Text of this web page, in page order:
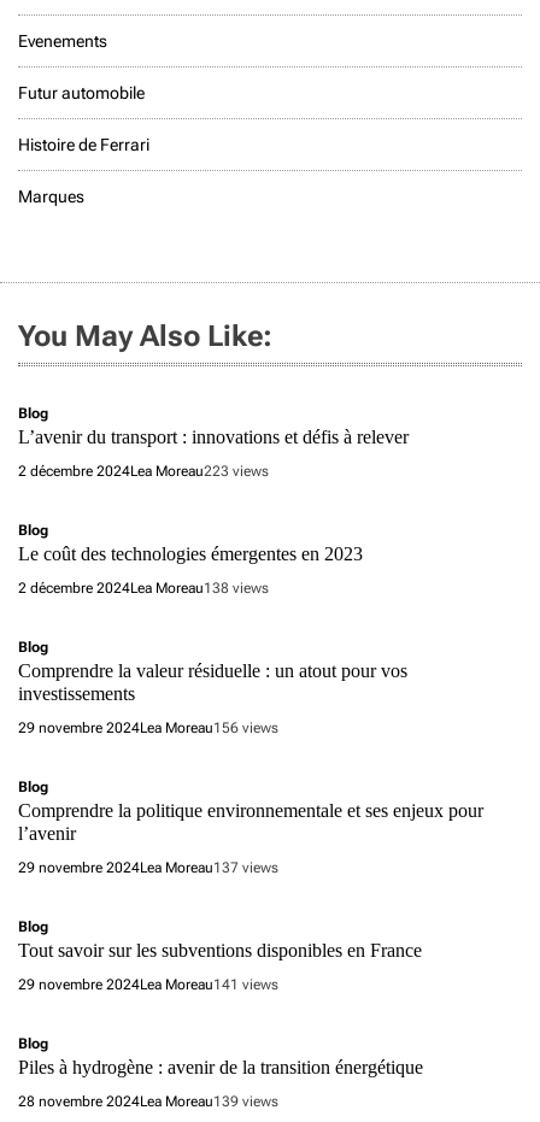
Evenements
Futur automobile
Histoire de Ferrari
Marques
You May Also Like:
Blog
L’avenir du transport : innovations et défis à relever
2 décembre 2024Lea Moreau223 views
Blog
Le coût des technologies émergentes en 2023
2 décembre 2024Lea Moreau138 views
Blog
Comprendre la valeur résiduelle : un atout pour vos
investissements
29 novembre 2024Lea Moreau156 views
Blog
Comprendre la politique environnementale et ses enjeux pour
l’avenir
29 novembre 2024Lea Moreau137 views
Blog
Tout savoir sur les subventions disponibles en France
29 novembre 2024Lea Moreau141 views
Blog
Piles à hydrogène : avenir de la transition énergétique
28 novembre 2024Lea Moreau139 views